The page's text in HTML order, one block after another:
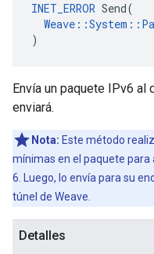
INET_ERROR Send(
)
Envía un paquete IPv6
enviará.
Nota: Este método
mínimas en el paquete para
6. Luego, lo envía para su
túnel de Weave.
Detalles